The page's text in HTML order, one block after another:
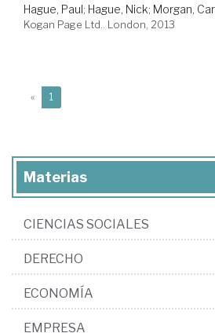
Hague, Paul; Hague, Nick; Morgan,
Kogan Page Ltd.. London, 2013
« 1
Materias
CIENCIAS SOCIALES
DERECHO
ECONOMÍA
EMPRESA